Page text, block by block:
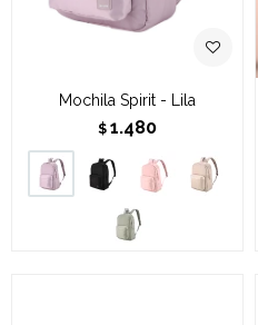
Mochila Spirit - Lila
$ 1.480